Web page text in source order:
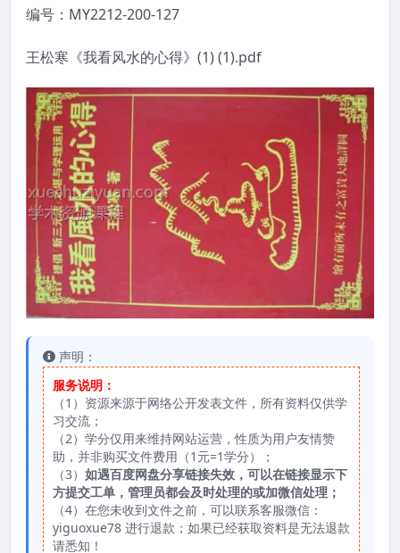
编号：MY2212-200-127
王松寒《我看风水的心得》(1) (1).pdf
声明：
服务说明：
（1）资源来源于网络公开发表文件，所有资料仅供学
习交流；
（2）学分仅用来维持网站运营，性质为用户友情赞
助，并非购买文件费用（1元=1学分）；
（3） 如遇百度网盘分享链接失效，可以在链接显示下
方提交工单，管理员都会及时处理的或加微信处理；
（4）在您未收到文件之前，可以联系客服微信：
yiguoxue78 进行退款；如果已经获取资料是无法退款
请悉知！